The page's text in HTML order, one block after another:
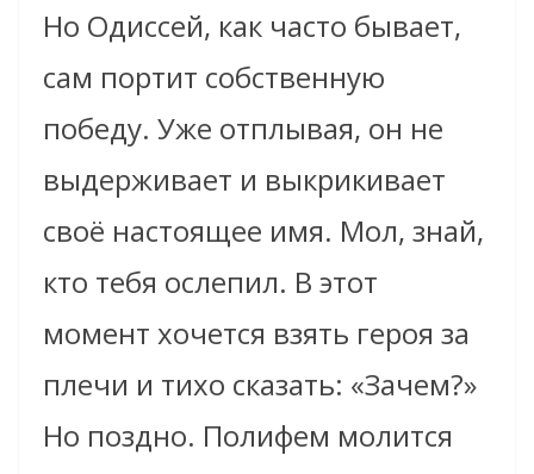
Но Одиссей, как часто бывает,
сам портит собственную
победу. Уже отплывая, он не
выдерживает и выкрикивает
своё настоящее имя. Мол, знай,
кто тебя ослепил. В этот
момент хочется взять героя за
плечи и тихо сказать: «Зачем?»
Но поздно. Полифем молится